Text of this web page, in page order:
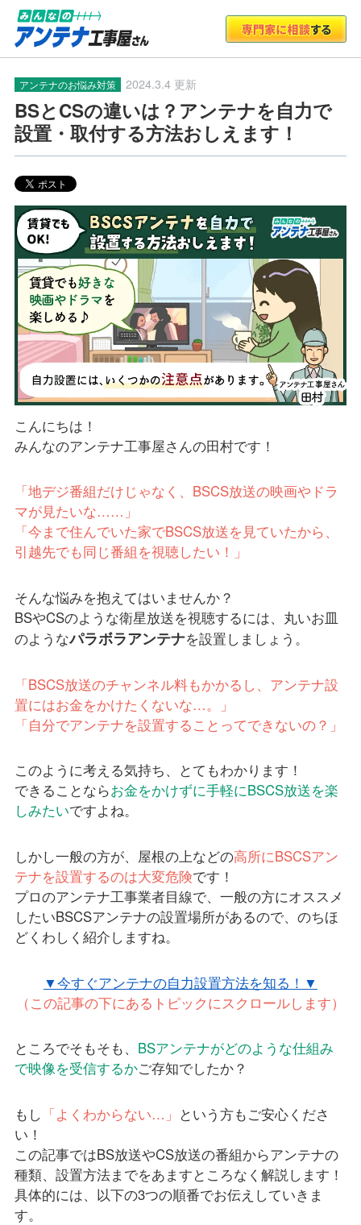
アンテナのお悩み対策 2024.3.4 更新
BSとCSの違いは？アンテナを自力で
設置・取付する方法おしえます！
こんにちは！
みんなのアンテナ工事屋さんの田村です！
「地デジ番組だけじゃなく、BSCS放送の映画やドラ
マが見たいな……」
「今まで住んでいた家でBSCS放送を見ていたから、
引越先でも同じ番組を視聴したい！」
そんな悩みを抱えてはいませんか？
BSやCSのような衛星放送を視聴するには、丸いお皿
のようなパラボラアンテナを設置しましょう。
「BSCS放送のチャンネル料もかかるし、アンテナ設
置にはお金をかけたくないな…。」
「自分でアンテナを設置することってできないの？」
このように考える気持ち、とてもわかります！
できることならお金をかけずに手軽にBSCS放送を楽
しみたいですよね。
しかし一般の方が、屋根の上などの高所にBSCSアン
テナを設置するのは大変危険です！
プロのアンテナ工事業者目線で、一般の方にオススメ
したいBSCSアンテナの設置場所があるので、のちほ
どくわしく紹介しますね。
▼今すぐアンテナの自力設置方法を知る！▼
（この記事の下にあるトピックにスクロールします）
ところでそもそも、 BSアンテナがどのような仕組み
で映像を受信するかご存知でしたか？
もし 「よくわからない…」 という方もご安心くださ
い！
この記事ではBS放送やCS放送の番組からアンテナの
種類、設置方法までをあますところなく解説します！
具体的には、以下の3つの順番でお伝えしていきま
す。